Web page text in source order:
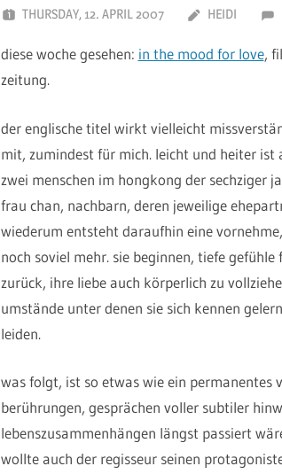
THURSDAY, 12. APRIL 2007 HEIDI
diese woche gesehen: in the mood for love,
zeitung.
der englische titel wirkt vielleicht
mit, zumindest für mich. leicht und heiter
zwei menschen im hongkong der sechziger
frau chan, nachbarn, deren jeweilige
wiederum entsteht daraufhin eine
noch soviel mehr. sie beginnen, tiefe
zurück, ihre liebe auch körperlich zu
umstände unter denen sie sich kennen
leiden.
was folgt, ist so etwas wie ein permanentes
berührungen, gesprächen voller subtiler
lebenszusammenhängen längst passiert
wollte auch der regisseur seinen